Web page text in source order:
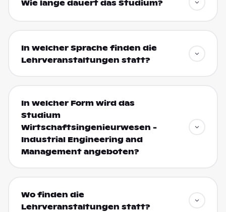
Wie lange dauert das Studium?
In welcher Sprache finden die
Lehrveranstaltungen statt?
In welcher Form wird das
Studium
Wirtschaftsingenieurwesen -
Industrial Engineering and
Management angeboten?
Wo finden die
Lehrveranstaltungen statt?